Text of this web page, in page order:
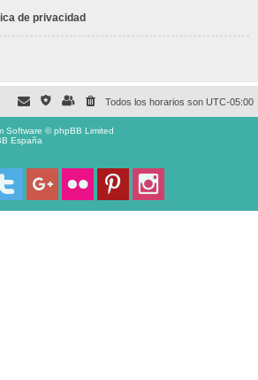
de privacidad
Todos los horarios son UTC-05:00
Software © phpBB Limited
España